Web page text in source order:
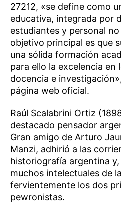
27212, «se define como
educativa, integrada por
estudiantes y personal
objetivo principal es que
una sólida formación
para ello la excelencia en
docencia e
página web oficial.
Raúl Scalabrini Ortiz
destacado pensador
Gran amigo de Arturo
Manzi, adhirió a las
historiografía argentina
muchos intelectuales de
fervientemente los dos
pewronistas.